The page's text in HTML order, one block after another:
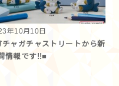
年10月10日
チャガチャストリートから新
情報です!!■